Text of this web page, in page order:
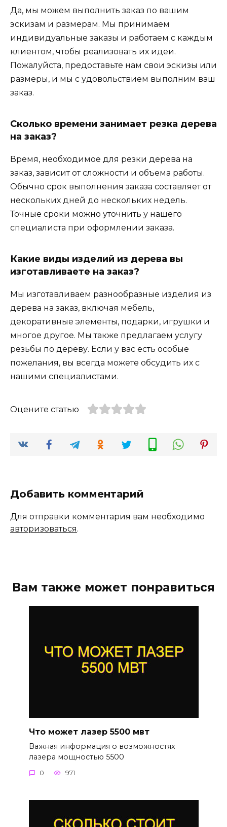
Да, мы можем выполнить заказ по вашим
эскизам и размерам. Мы принимаем
индивидуальные заказы и работаем с каждым
клиентом, чтобы реализовать их идеи.
Пожалуйста, предоставьте нам свои эскизы или
размеры, и мы с удовольствием выполним ваш
заказ.
Сколько времени занимает резка дерева
на заказ?
Время, необходимое для резки дерева на
заказ, зависит от сложности и объема работы.
Обычно срок выполнения заказа составляет от
нескольких дней до нескольких недель.
Точные сроки можно уточнить у нашего
специалиста при оформлении заказа.
Какие виды изделий из дерева вы
изготавливаете на заказ?
Мы изготавливаем разнообразные изделия из
дерева на заказ, включая мебель,
декоративные элементы, подарки, игрушки и
многое другое. Мы также предлагаем услугу
резьбы по дереву. Если у вас есть особые
пожелания, вы всегда можете обсудить их с
нашими специалистами.
Оцените статью
Добавить комментарий
Для отправки комментария вам необходимо
авторизоваться.
Вам также может понравиться
Что может лазер 5500 мвт
Важная информация о возможностях
лазера мощностью 5500
0 971